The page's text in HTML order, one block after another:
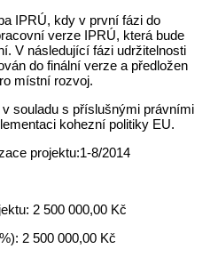
IPRÚ, kdy v první fázi do
verze IPRÚ, která bude
V následující fázi udržitelnosti
do finální verze a předložen
místní rozvoj.
souladu s příslušnými právními
kohezní politiky EU.
projektu:1-8/2014
2 500 000,00 Kč
2 500 000,00 Kč